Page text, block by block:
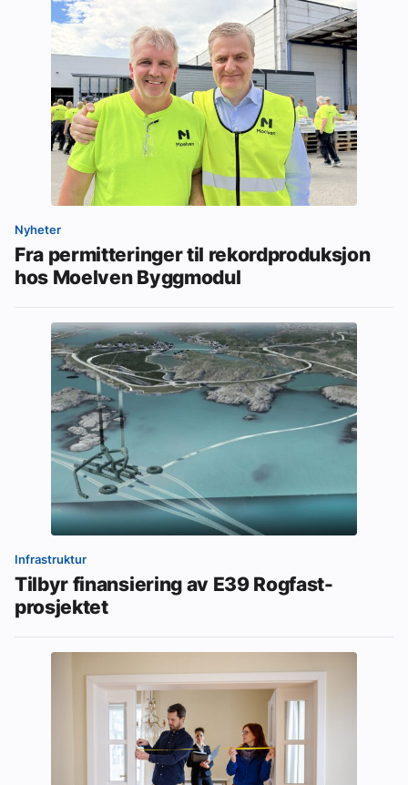
Nyheter
Fra permitteringer til rekordproduksjon
hos Moelven Byggmodul
Infrastruktur
Tilbyr finansiering av E39 Rogfast-
prosjektet